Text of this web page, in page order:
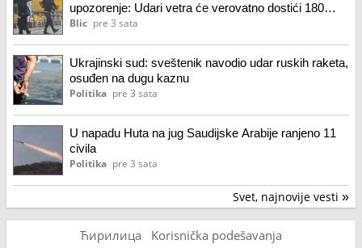
upozorenje: Udari vetra će verovatno dostići 180
kilometara na sat
Blic pre 3 sata
Ukrajinski sud: sveštenik navodio udar ruskih raketa,
osuđen na dugu kaznu
Politika pre 3 sata
U napadu Huta na jug Saudijske Arabije ranjeno 11
civila
Politika pre 3 sata
Svet, najnovije vesti »
Ћирилица Korisnička podešavanja